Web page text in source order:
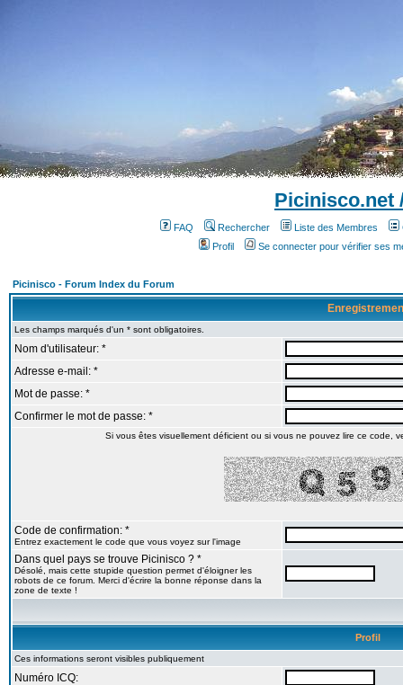
Picinisco.net
FAQ Rechercher Liste des Membres
Profil
Se connecter pour vérifier ses
Picinisco - Forum Index du Forum
Les champs marqués d'un * sont obligatoires.
Nom d'utilisateur: *
Adresse e-mail: *
Mot de passe: *
Confirmer le mot de passe: *
Si vous êtes visuellement déficient ou si vous ne pouvez lire ce code,
Code de confirmation: *
Entrez exactement le code que vous voyez sur l'image
Dans quel pays se trouve Picinisco ? *
Désolé, mais cette stupide question permet d'éloigner les
robots de ce forum. Merci d'écrire la bonne réponse dans la
zone de texte !
Profil
Ces informations seront visibles publiquement
Numéro ICQ: